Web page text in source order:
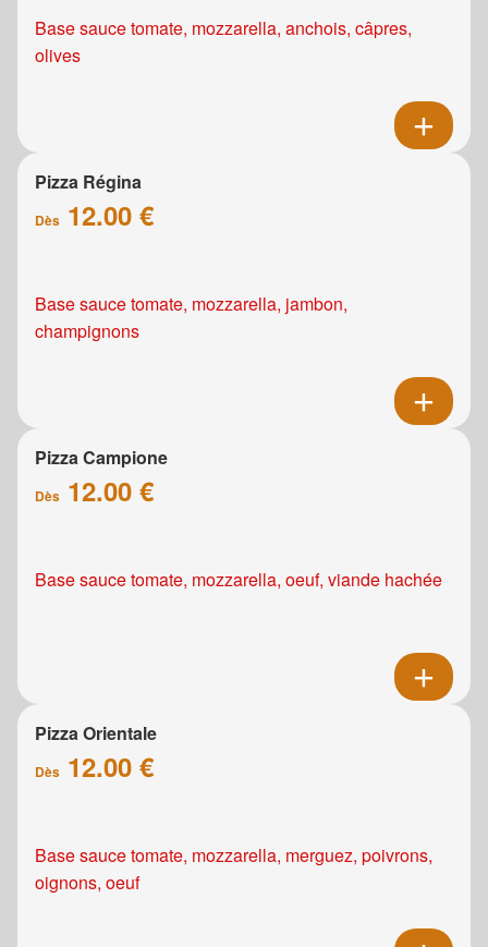
Base sauce tomate, mozzarella, anchois, câpres,
olives
Pizza Régina
Dès 12.00 €
Base sauce tomate, mozzarella, jambon,
champignons
Pizza Campione
Dès 12.00 €
Base sauce tomate, mozzarella, oeuf, viande hachée
Pizza Orientale
Dès 12.00 €
Base sauce tomate, mozzarella, merguez, poivrons,
oignons, oeuf